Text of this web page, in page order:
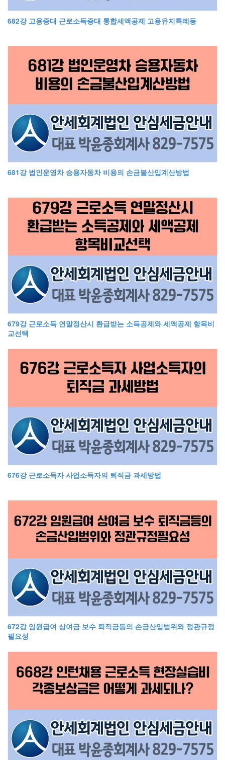
682강 고용증대 근로소득증대 통합세액공제 고용유지특례등
681강 법인운영차 승용자동차 비용의 손금불산입계산방법
679강 근로소득 연말정산시 환급받는 소득공제와 세액공제 항목비
교선택
676강 근로소득자 사업소득자의 퇴직금 과세방법
672강 임원급여 상여금 보수 퇴직금등의 손금산입범위와 정관규정
필요성